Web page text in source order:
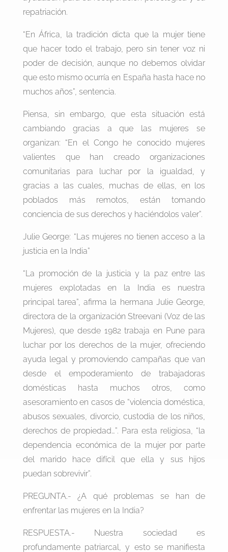
repatriación.
“En África, la tradición dicta que la mujer tiene
que hacer todo el trabajo, pero sin tener voz ni
poder de decisión, aunque no debemos olvidar
que esto mismo ocurría en España hasta hace no
muchos años”, sentencia.
Piensa, sin embargo, que esta situación está
cambiando gracias a que las mujeres se
organizan: “En el Congo he conocido mujeres
valientes que han creado organizaciones
comunitarias para luchar por la igualdad, y
gracias a las cuales, muchas de ellas, en los
poblados más remotos, están tomando
conciencia de sus derechos y haciéndolos valer”.
Julie George: “Las mujeres no tienen acceso a la
justicia en la India”
“La promoción de la justicia y la paz entre las
mujeres explotadas en la India es nuestra
principal tarea”, afirma la hermana Julie George,
directora de la organización Streevani (Voz de las
Mujeres), que desde 1982 trabaja en Pune para
luchar por los derechos de la mujer, ofreciendo
ayuda legal y promoviendo campañas que van
desde el empoderamiento de trabajadoras
domésticas hasta muchos otros, como
asesoramiento en casos de “violencia doméstica,
abusos sexuales, divorcio, custodia de los niños,
derechos de propiedad…”. Para esta religiosa, “la
dependencia económica de la mujer por parte
del marido hace difícil que ella y sus hijos
puedan sobrevivir”.
PREGUNTA.- ¿A qué problemas se han de
enfrentar las mujeres en la India?
RESPUESTA.- Nuestra sociedad es
profundamente patriarcal, y esto se manifiesta